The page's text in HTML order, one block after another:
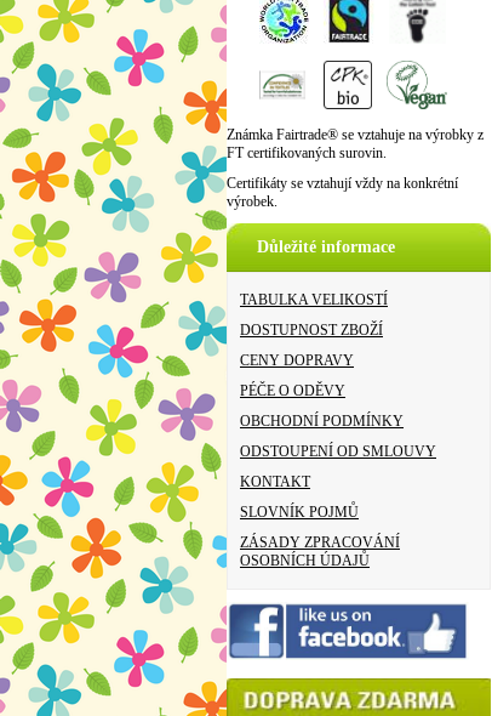
Známka Fairtrade® se vztahuje na výrobky z
FT certifikovaných surovin.
Certifikáty se vztahují vždy na konkrétní
výrobek.
Důležité informace
TABULKA VELIKOSTÍ
DOSTUPNOST ZBOŽÍ
CENY DOPRAVY
PÉČE O ODĚVY
OBCHODNÍ PODMÍNKY
ODSTOUPENÍ OD SMLOUVY
KONTAKT
SLOVNÍK POJMŮ
ZÁSADY ZPRACOVÁNÍ
OSOBNÍCH ÚDAJŮ